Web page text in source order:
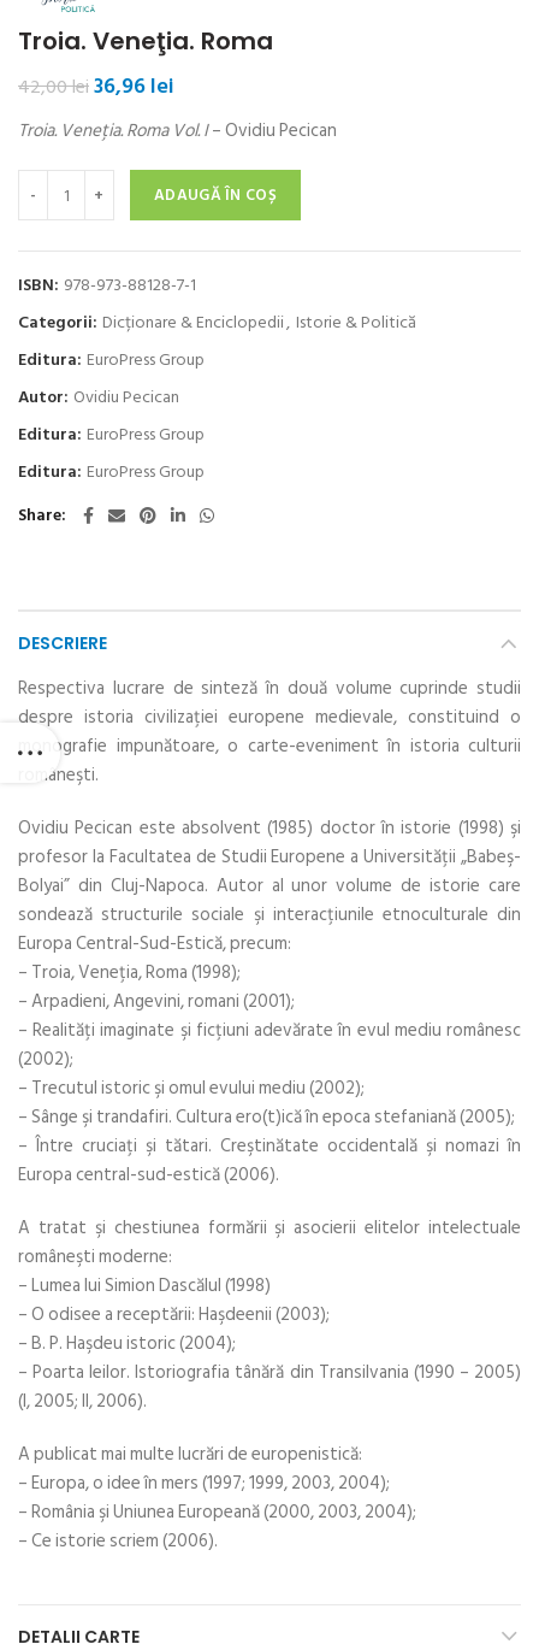
Troia. Veneţia. Roma
42,00leiPrețul
a
fost:
42,00 lei.
36,96lei
este:
36,96 lei.
Troia. Veneţia. Roma Vol. I– Ovidiu Pecican
Cantitate Troia. Veneţia. Roma
ADAUGĂ ÎN COȘ
ISBN: 978-973-88128-7-1
Categorii: Dicționare & Enciclopedii, Istorie & Politică
Editura: EuroPress Group
Autor: Ovidiu Pecican
Editura: EuroPress Group
Editura: EuroPress Group
Share
DESCRIERE
Respectiva lucrare de sinteză în două volume cuprinde studii
despre istoria civilizaţiei europene medievale, constituind o
monografie impunătoare, o carte-eveniment în istoria culturii
româneşti.
Ovidiu Pecican este absolvent (1985) doctor în istorie (1998) şi
profesor la Facultatea de Studii Europene a Universităţii „Babeş-
Bolyai” din Cluj-Napoca. Autor al unor volume de istorie care
sondează structurile sociale şi interacţiunile etnoculturale din
Europa Central-Sud-Estică, precum:
– Troia, Veneţia, Roma (1998);
– Arpadieni, Angevini, romani (2001);
– Realităţi imaginate şi ficţiuni adevărate în evul mediu românesc
(2002);
– Trecutul istoric şi omul evului mediu (2002);
– Sânge şi trandafiri. Cultura ero(t)ică în epoca stefaniană (2005);
– Între cruciaţi şi tătari. Creştinătate occidentală şi nomazi în
Europa central-sud-estică (2006).
A tratat şi chestiunea formării şi asocierii elitelor intelectuale
româneşti moderne:
– Lumea lui Simion Dascălul (1998)
– O odisee a receptării: Haşdeenii (2003);
– B. P. Haşdeu istoric (2004);
– Poarta leilor. Istoriografia tânără din Transilvania (1990 – 2005)
(I, 2005; II, 2006).
A publicat mai multe lucrări de europenistică:
– Europa, o idee în mers (1997; 1999, 2003, 2004);
– România şi Uniunea Europeană (2000, 2003, 2004);
– Ce istorie scriem (2006).
DETALII CARTE